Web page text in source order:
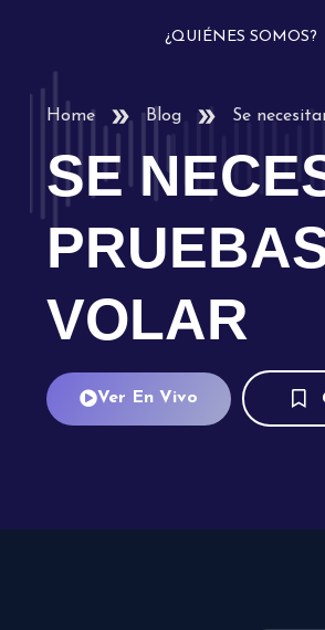
¿QUIÉNES SOMOS?
Home Blog Se
SE
VOLAR
Ver En Vivo